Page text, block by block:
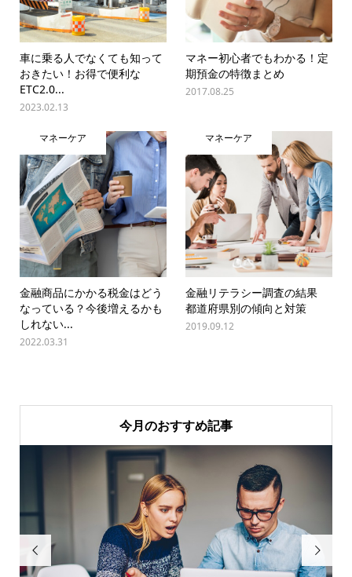
車に乗る人でなくても知って
おきたい！お得で便利な
ETC2.0...
2023.02.13
マネー初心者でもわかる！定
期預金の特徴まとめ
2017.08.25
マネーケア
金融商品にかかる税金はどう
なっている？今後増えるかも
しれない...
2022.03.31
マネーケア
金融リテラシー調査の結果
都道府県別の傾向と対策
2019.09.12
今月のおすすめ記事
 